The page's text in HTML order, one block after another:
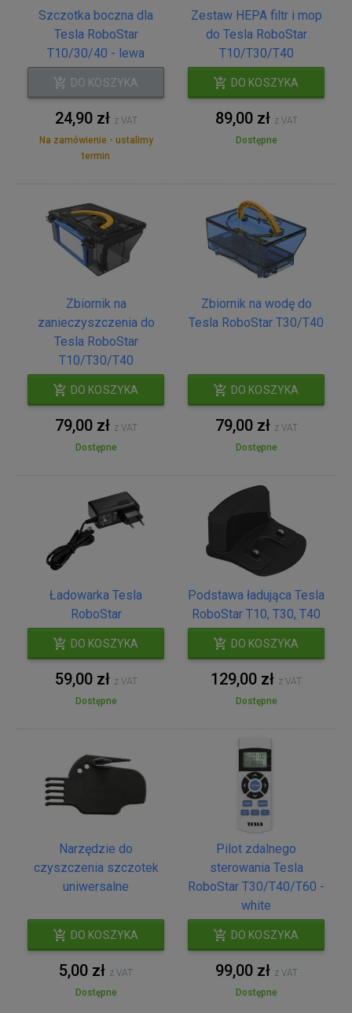
Szczotka boczna dla
Tesla RoboStar
T10/30/40 - lewa
DO KOSZYKA
24,90 zł z VAT
Na zamówienie - ustalimy
termin
Zestaw HEPA filtr i mop
do Tesla RoboStar
T10/T30/T40
DO KOSZYKA
89,00 zł z VAT
Dostępne
Zbiornik na
zanieczyszczenia do
Tesla RoboStar
T10/T30/T40
DO KOSZYKA
79,00 zł z VAT
Dostępne
Zbiornik na wodę do
Tesla RoboStar T30/T40
DO KOSZYKA
79,00 zł z VAT
Dostępne
Ładowarka Tesla
RoboStar
DO KOSZYKA
59,00 zł z VAT
Dostępne
Podstawa ładująca Tesla
RoboStar T10, T30, T40
DO KOSZYKA
129,00 zł z VAT
Dostępne
Narzędzie do
czyszczenia szczotek
uniwersalne
DO KOSZYKA
5,00 zł z VAT
Dostępne
Pilot zdalnego
sterowania Tesla
RoboStar T30/T40/T60 -
white
DO KOSZYKA
99,00 zł z VAT
Dostępne